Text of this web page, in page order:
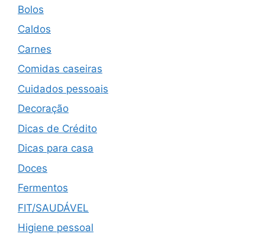
Bolos
Caldos
Carnes
Comidas caseiras
Cuidados pessoais
Decoração
Dicas de Crédito
Dicas para casa
Doces
Fermentos
FIT/SAUDÁVEL
Higiene pessoal